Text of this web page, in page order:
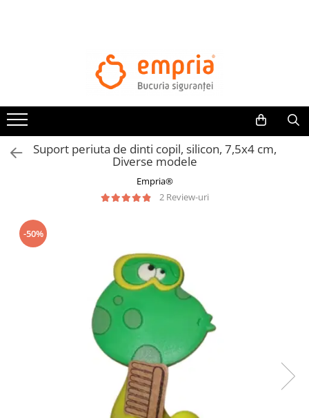
Bariere protectie pentru pat
Protectii mobilier
Banda protectie mobila copii
Protectie colturi mobila copii
Sigurante geamuri si usi glisante
Kituri de siguranta pentru copii si
Poarta siguranta copii
Deflectoare pentru aer conditionat
Casti antifonice pentru copii si
Suport periuta de dinti copil, silicon, 7,5x4 cm,
Diverse modele
Empria®
2 Review-uri
-50%